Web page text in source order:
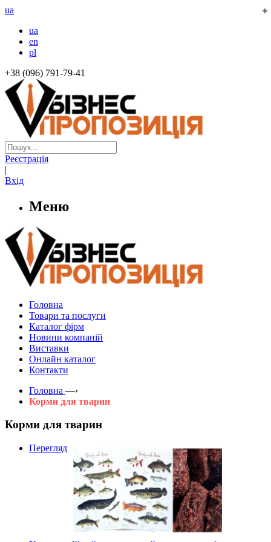
ua
ua
en
pl
+38 (096) 791-79-41
Реєстрація
|
Вхід
Меню
Головна
Товари та послуги
Каталог фірм
Новини компаній
Виставки
Онлайн каталог
Контакти
Головна —›
Корми для тварин
Корми для тварин
Перегляд